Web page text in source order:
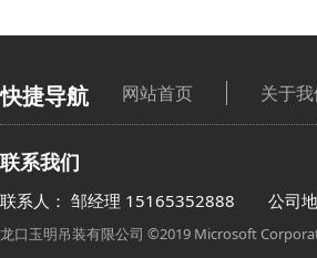
快捷导航 网站首页 关于
联系我们
联系人： 邹经理 15165352888 公司
龙口玉明吊装有限公司 ©2019 Microsoft